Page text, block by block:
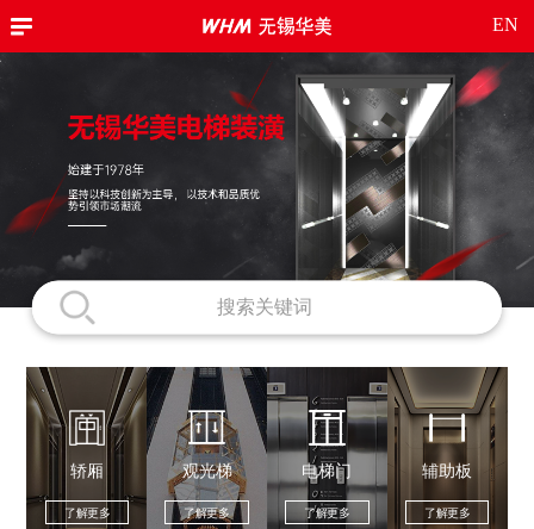
EN
轿厢
了解更多
观光梯
了解更多
电梯门
了解更多
辅助板
了解更多